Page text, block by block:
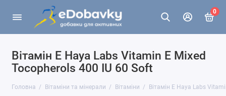
0
Вітамін Е Haya Labs Vitamin E Mixed
Tocopherols 400 IU 60 Soft
Головна Вітаміни та мінерали Вітаміни Вітамін Е Haya Labs